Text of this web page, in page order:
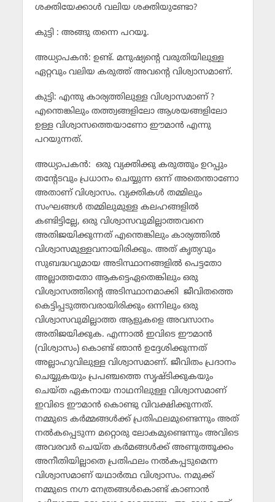
ശക്തിയേക്കാള്‍ വലിയ ശക്തിയുണ്ടോ?
കുട്ടി : അങ്ങു തന്നെ പറയൂ.
അധ്യാപകന്‍: ഉണ്ട്. മനുഷ്യന്റെ വരുതിയിലുള്ള
ഏറ്റവും വലിയ കരുത്ത് അവന്റെ വിശ്വാസമാണ്.
കുട്ടി: എന്തു കാര്യത്തിലുള്ള വിശ്വാസമാണ് ?
എന്തെങ്കിലും തത്ത്വങ്ങളിലോ ആശയങ്ങളിലോ
ഉള്ള വിശ്വാസത്തെയാണോ ഈമാന്‍ എന്നു
പറയുന്നത്.
അധ്യാപകന്‍: ഒരു വ്യക്തിക്കു കരുത്തും ഉറപ്പും
തന്റേടവും പ്രധാനം ചെയ്യുന്ന ഒന്ന് അതെന്താണോ
അതാണ് വിശ്വാസം. വ്യക്തികള്‍ തമ്മിലും
സംഘങ്ങള്‍ തമ്മിലുമുള്ള കലഹങ്ങളില്‍
കണ്ടിട്ടില്ലേ, ഒരു വിശ്വാസവുമില്ലാത്തവനെ
അതിജയിക്കുന്നത് എന്തെങ്കിലും കാര്യത്തില്‍
വിശ്വാസമുള്ളവനായിരിക്കും. അത് കൃത്യവും
സുബദ്ധവുമായ അടിസ്ഥാനങ്ങളില്‍ പെട്ടതോ
അല്ലാത്തതോ ആകട്ടെഏതെങ്കിലും ഒരു
വിശ്വാസത്തിന്റെ അടിസ്ഥാനമാക്കി ജീവിതത്തെ
കെട്ടിപ്പടുത്തവരായിരിക്കും ഒന്നിലും ഒരു
വിശ്വാസവുമില്ലാത്ത ആളുകളെ അവസാനം
അതിജയിക്കുക. എന്നാല്‍ ഇവിടെ ഈമാന്‍
(വിശ്വാസം) കൊണ്ട് ഞാന്‍ ഉദ്ദേശിക്കുന്നത്
അല്ലാഹുവിലുള്ള വിശ്വാസമാണ്. ജീവിതം പ്രദാനം
ചെയ്യുകയും പ്രപഞ്ചത്തെ സൃഷ്ടിക്കുകയും
ചെയ്ത ഏകനായ നാഥനിലുള്ള വിശ്വാസമാണ്
ഇവിടെ ഈമാന്‍ കൊണ്ടു വിവക്ഷിക്കുന്നത്.
നമ്മുടെ കര്‍മ്മങ്ങള്‍ക്ക് പ്രതിഫലമുണ്ടെന്നും അത്
നല്‍കപ്പെടുന്ന മറ്റൊരു ലോകമുണ്ടെന്നും അവിടെ
അവരവര്‍ ചെയ്ത കര്‍മങ്ങള്‍ക്ക് അണുത്തൂക്കം
അനീതിയില്ലാതെ പ്രതിഫലം നല്‍കപ്പടുമെന്ന
വിശ്വാസമാണ് യഥാര്‍ത്ഥ വിശ്വാസം. നമുക്ക്
നമ്മുടെ നഗ്ന നേത്രങ്ങള്‍കൊണ്ട് കാണാന്‍